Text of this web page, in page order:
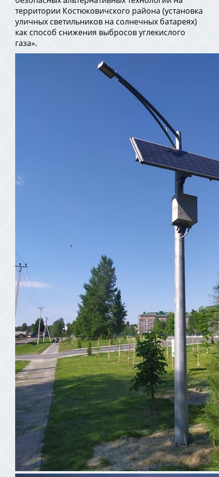
территории Костюковичского района (установка
уличных светильников на солнечных батареях)
как способ снижения выбросов углекислого
газа».